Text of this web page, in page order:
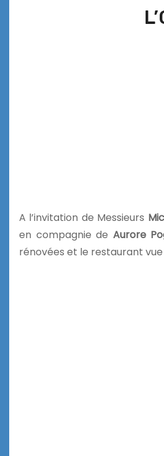
A l’invitation de Messieurs
en compagnie de Aurore
rénovées et le restaurant vue